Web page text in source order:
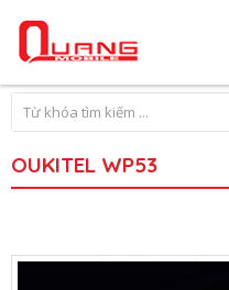
OUKITEL WP53